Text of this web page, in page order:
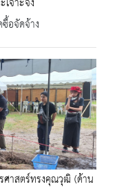
อจัดจ้าง
าสตร์ทรงคุณวุฒิ (ด้าน